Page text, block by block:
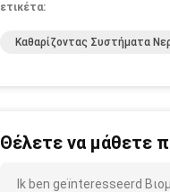
ετικέτα:
Καθαρίζοντας Συστήματα
Θέλετε να μάθετε
Ik ben geïnteresseerd